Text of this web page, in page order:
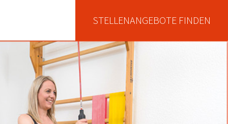
STELLENANGEBOTE FINDEN